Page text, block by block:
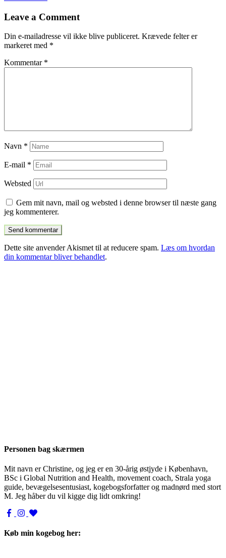
til
Leave a Comment
Din e-mailadresse vil ikke blive publiceret. Krævede felter er
markeret med *
Kommentar *
Navn *
E-mail *
Websted
Gem mit navn, mail og websted i denne browser til næste gang
jeg kommenterer.
Dette site anvender Akismet til at reducere spam. Læs om hvordan
din kommentar bliver behandlet.
Personen bag skærmen
Mit navn er Christine, og jeg er en 30-årig østjyde i København,
BSc i Global Nutrition and Health, movement coach, Strala yoga
guide, bevægelsesentusiast, kogebogsforfatter og madnørd med stort
M. Jeg håber du vil kigge dig lidt omkring!
Køb min kogebog her: